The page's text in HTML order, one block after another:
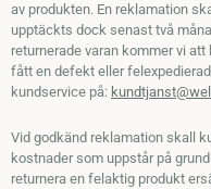
av produkten. En reklamation
upptäckts dock senast två
returnerade varan kommer vi
fått en defekt eller
kundservice på:
Vid godkänd reklamation skall
kostnader som uppstår på
returnera en felaktig produkt